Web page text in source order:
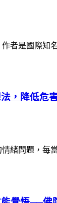
者是國際知
，降低危
緒問題，每